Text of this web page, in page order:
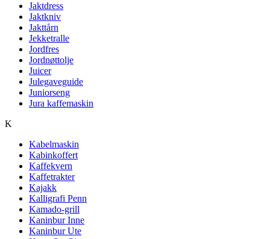
Jaktdress
Jaktkniv
Jakttårn
Jekketralle
Jordfres
Jordnøttolje
Juicer
Julegaveguide
Juniorseng
Jura kaffemaskin
K
Kabelmaskin
Kabinkoffert
Kaffekvern
Kaffetrakter
Kajakk
Kalligrafi Penn
Kamado-grill
Kaninbur Inne
Kaninbur Ute